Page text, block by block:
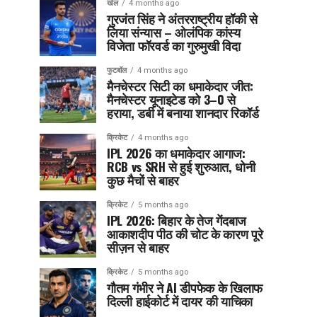
खेल 4 months ago
गुरजंत सिंह ने अंतरराष्ट्रीय हॉकी से
लिया संन्यास – ओलंपिक कांस्य
विजेता फॉरवर्ड का गुरुमुखी विदा
फुटबॉल 4 months ago
मैनचेस्टर सिटी का धमाकेदार जीत:
मैनचेस्टर यूनाइटेड को 3–0 से
हराया, डर्बी में बनाया शानदार रिकॉर्ड
क्रिकेट 4 months ago
IPL 2026 का धमाकेदार आगाज:
RCB vs SRH से हुई शुरुआत, धोनी
कुछ मैचों से बाहर
क्रिकेट 5 months ago
IPL 2026: बिहार के तेज गेंदबाज
आकाशदीप पीठ की चोट के कारण पूरे
सीज़न से बाहर
क्रिकेट 5 months ago
गौतम गंभीर ने AI डीपफेक के खिलाफ
दिल्ली हाईकोर्ट में दायर की याचिका